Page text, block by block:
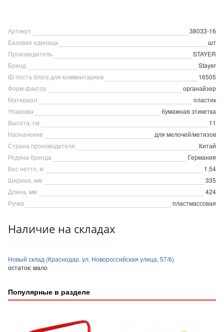
Артикул
38033-16
Базовая единица
шт
Производитель
STAYER
Бренд
Stayer
ID поста блога для комментариев
16505
Форм-фактор
органайзер
Материал
пластик
Упаковка
бумажная этикетка
Высота, см
11
Назначение
для мелочей/метизов
Страна производителя
Китай
Родина бренда
Германия
Вес нетто, кг
1.54
Ширина, мм
335
Длина, мм
424
Ручка
пластмассовая
Наличие на складах
Новый склад (Краснодар, ул. Новороссийская улица, 57/6)
остаток:мало
Популярные в разделе